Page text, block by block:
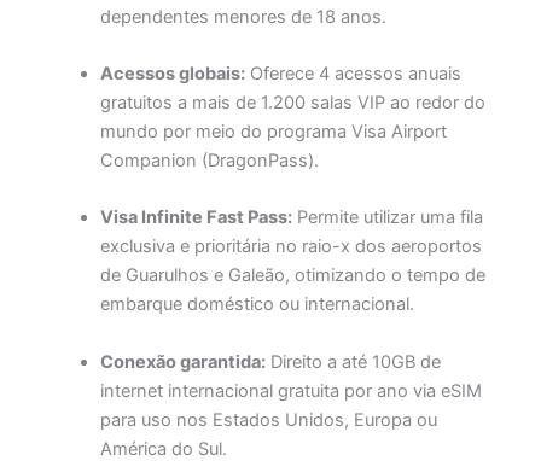
dependentes menores de 18 anos.
Acessos globais: Oferece 4 acessos anuais
gratuitos a mais de 1.200 salas VIP ao redor do
mundo por meio do programa Visa Airport
Companion (DragonPass).
Visa Infinite Fast Pass: Permite utilizar uma fila
exclusiva e prioritária no raio-x dos aeroportos
de Guarulhos e Galeão, otimizando o tempo de
embarque doméstico ou internacional.
Conexão garantida: Direito a até 10GB de
internet internacional gratuita por ano via eSIM
para uso nos Estados Unidos, Europa ou
América do Sul.